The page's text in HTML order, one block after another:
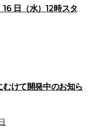
日（水）12時スタ
けて開発中のお知ら